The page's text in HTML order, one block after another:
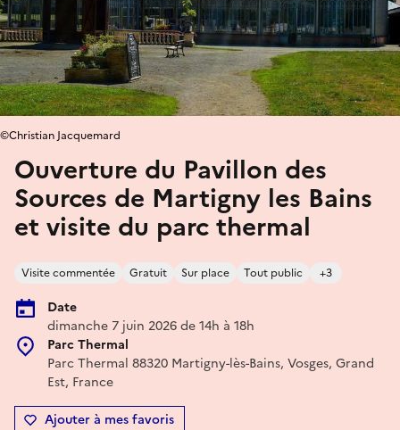
Ouverture du Pavillon des
Sources de Martigny les Bains
et visite du parc thermal
Visite commentée Gratuit Sur place Tout public +3
Date
dimanche 7 juin 2026 de 14h à 18h
Parc Thermal
Parc Thermal 88320 Martigny-lès-Bains, Vosges, Grand
Est, France
Ajouter à mes favoris
©Christian Jacquemard